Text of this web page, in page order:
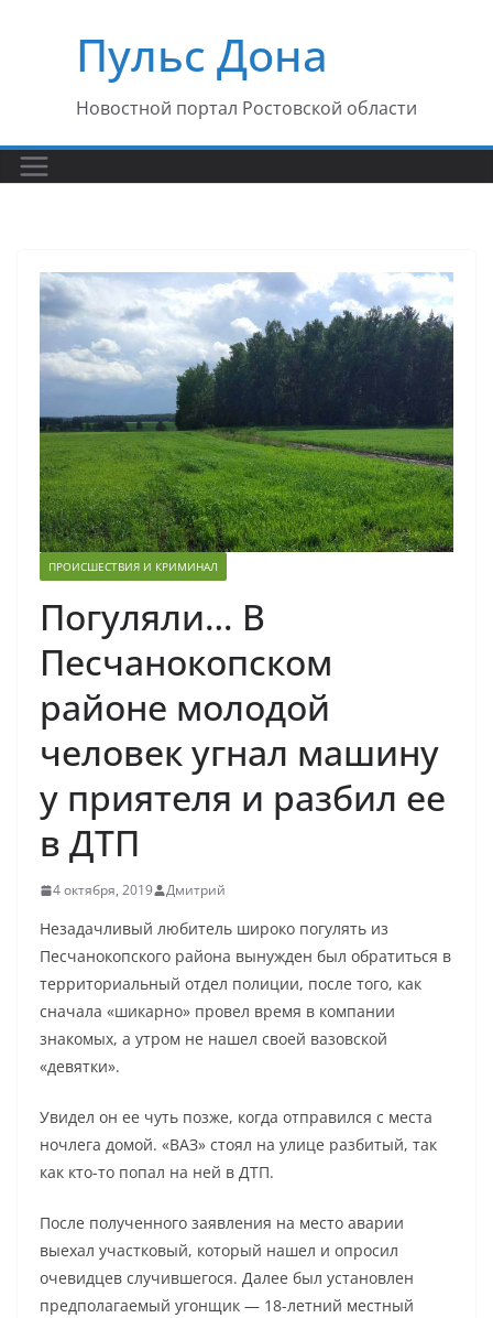
содержимомуПульс Дона
Новостной портал Ростовской области
ПРОИСШЕСТВИЯ И КРИМИНАЛ
Погуляли… В
Песчанокопском
районе молодой
человек угнал машину
у приятеля и разбил ее
в ДТП
4 октября, 2019 Дмитрий
Незадачливый любитель широко погулять из
Песчанокопского района вынужден был обратиться в
территориальный отдел полиции, после того, как
сначала «шикарно» провел время в компании
знакомых, а утром не нашел своей вазовской
«девятки».
Увидел он ее чуть позже, когда отправился с места
ночлега домой. «ВАЗ» стоял на улице разбитый, так
как кто-то попал на ней в ДТП.
После полученного заявления на место аварии
выехал участковый, который нашел и опросил
очевидцев случившегося. Далее был установлен
предполагаемый угонщик — 18-летний местный